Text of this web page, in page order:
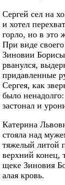
Сергей сел на
и хотел
горло, но в это
При виде
Зиновии
рванулся,
придавленные
Сергея, как
было
застонал и
Катерина
стояла над
тяжелый литой
верхний конец,
щеке Зиновия
алая кровь.